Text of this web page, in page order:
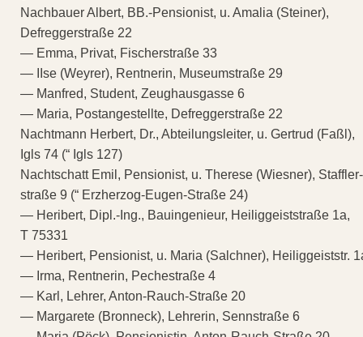
Nachbauer Albert, BB.-Pensionist, u. Amalia (Steiner),
Defreggerstraße 22
— Emma, Privat, Fischerstraße 33
— IIse (Weyrer), Rentnerin, Museumstraße 29
— Manfred, Student, Zeughausgasse 6
— Maria, Postangestellte, Defreggerstraße 22
Nachtmann Herbert, Dr., Abteilungsleiter, u. Gertrud (Faßl),
Igls 74 (“ Igls 127)
Nachtschatt Emil, Pensionist, u. Therese (Wiesner), Staffler-
straße 9 (“ Erzherzog-Eugen-Straße 24)
— Heribert, Dipl.-Ing., Bauingenieur, Heiliggeiststraße 1a,
T 75331
— Heribert, Pensionist, u. Maria (Salchner), Heiliggeiststr.
— Irma, Rentnerin, Pechestraße 4
— Karl, Lehrer, Anton-Rauch-Straße 20
— Margarete (Bronneck), Lehrerin, Sennstraße 6